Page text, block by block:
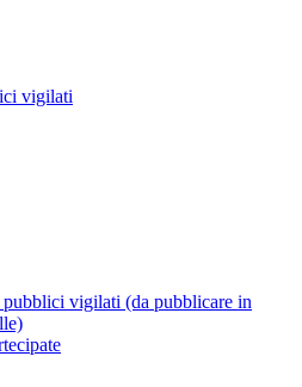
vigilati
vigilati (da pubblicare in